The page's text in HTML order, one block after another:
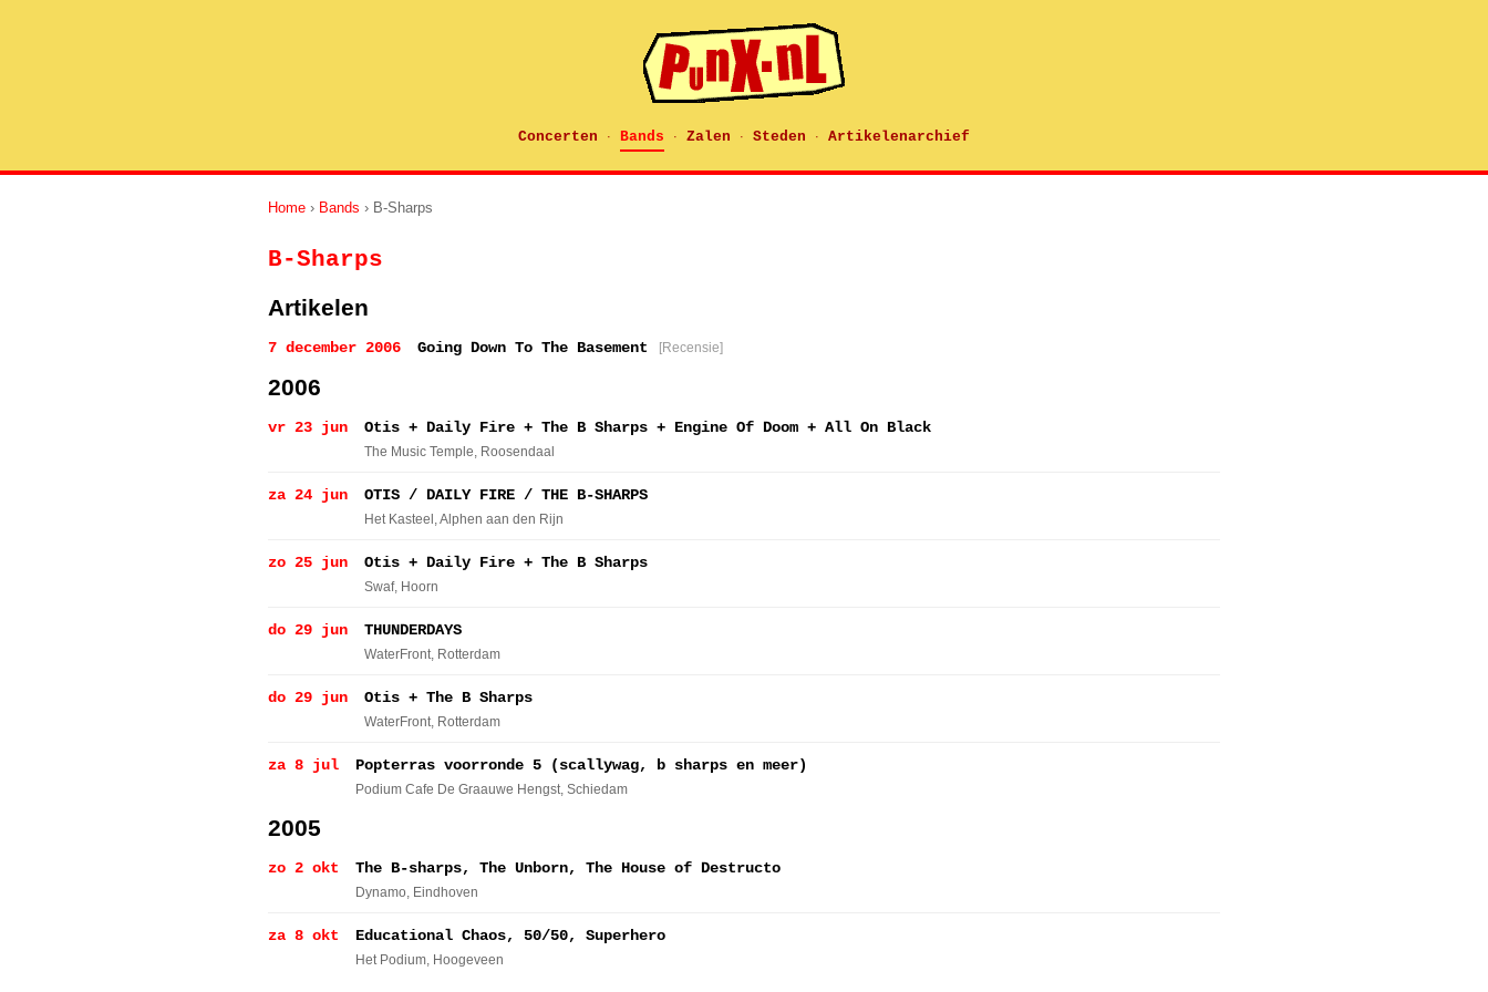
Concerten · Bands · Zalen · Steden · Artikelenarchief
Home › Bands › B-Sharps
B-Sharps
Artikelen
7 december 2006 Going Down To The Basement [Recensie]
2006
vr 23 jun Otis + Daily Fire + The B Sharps + Engine Of Doom + All On Black
The Music Temple, Roosendaal
za 24 jun OTIS / DAILY FIRE / THE B-SHARPS
Het Kasteel , Alphen aan den Rijn
zo 25 jun Otis + Daily Fire + The B Sharps
Swaf, Hoorn
do 29 jun THUNDERDAYS
WaterFront, Rotterdam
do 29 jun Otis + The B Sharps
WaterFront, Rotterdam
za 8 jul Popterras voorronde 5 (scallywag, b sharps en meer)
Podium Cafe De Graauwe Hengst, Schiedam
2005
zo 2 okt The B-sharps, The Unborn, The House of Destructo
Dynamo, Eindhoven
za 8 okt Educational Chaos, 50/50, Superhero
Het Podium, Hoogeveen